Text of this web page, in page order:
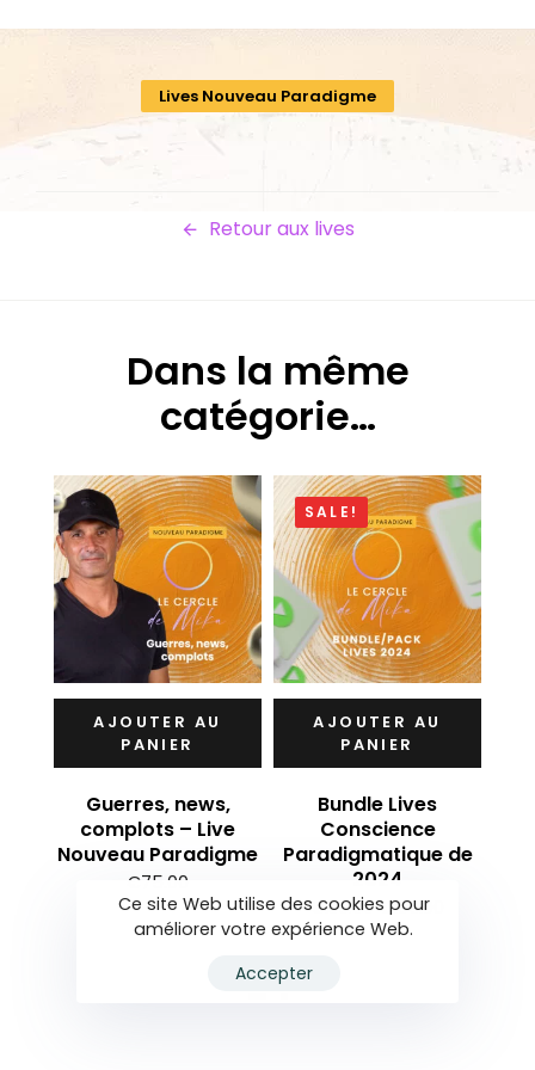
Lives Nouveau Paradigme
Retour aux lives
Dans la même
catégorie…
AJOUTER AU
PANIER
Guerres, news,
complots – Live
Nouveau Paradigme
€75.00
SALE!
AJOUTER AU
PANIER
Bundle Lives
Conscience
Paradigmatique de
2024
€150.00
Le
prix
initial
€106.00
Le
prix
actuel
Ce site Web utilise des cookies pour
améliorer votre expérience Web.
Accepter